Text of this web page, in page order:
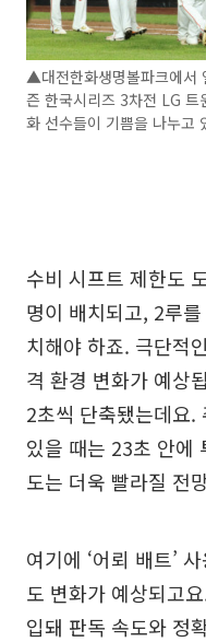
▲대전한화생명볼파크에서
즌 한국시리즈 3차전 LG 트
화 선수들이 기쁨을 나누고
수비 시프트 제한도
명이 배치되고, 2루
치해야 하죠. 극단적
격 환경 변화가 예상
2초씩 단축됐는데요
있을 때는 23초 안에
도는 더욱 빨라질 전
여기에 ‘어뢰 배트’
도 변화가 예상되고
입돼 판독 속도와 정